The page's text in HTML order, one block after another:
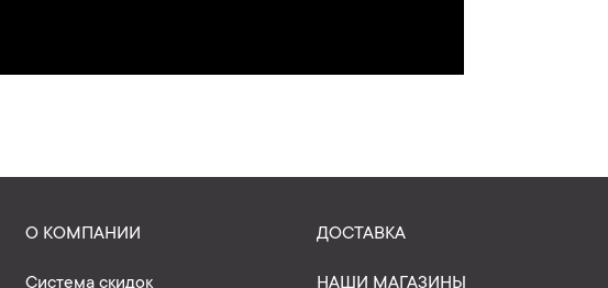
О КОМПАНИИ
Система скидок
ДОСТАВКА
НАШИ МАГАЗИНЫ